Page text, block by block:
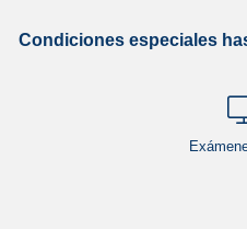
Condiciones especiales